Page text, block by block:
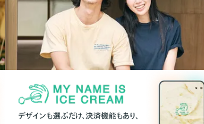
デザインも選ぶだけ、決済機能もあり、